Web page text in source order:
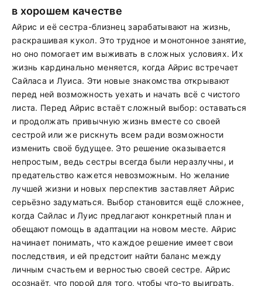
в хорошем качестве
Айрис и её сестра-близнец зарабатывают на жизнь,
раскрашивая кукол. Это трудное и монотонное занятие,
но оно помогает им выживать в сложных условиях. Их
жизнь кардинально меняется, когда Айрис встречает
Сайласа и Луиса. Эти новые знакомства открывают
перед ней возможность уехать и начать всё с чистого
листа. Перед Айрис встаёт сложный выбор: оставаться
и продолжать привычную жизнь вместе со своей
сестрой или же рискнуть всем ради возможности
изменить своё будущее. Это решение оказывается
непростым, ведь сестры всегда были неразлучны, и
предательство кажется невозможным. Но желание
лучшей жизни и новых перспектив заставляет Айрис
серьёзно задуматься. Выбор становится ещё сложнее,
когда Сайлас и Луис предлагают конкретный план и
обещают помощь в адаптации на новом месте. Айрис
начинает понимать, что каждое решение имеет свои
последствия, и ей предстоит найти баланс между
личным счастьем и верностью своей сестре. Айрис
осознаёт, что порой для того, чтобы что-то выиграть,